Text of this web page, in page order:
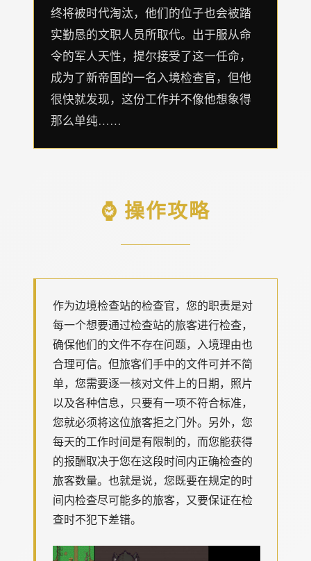
终将被时代淘汰，他们的位子也会被踏
实勤恳的文职人员所取代。出于服从命
令的军人天性，提尔接受了这一任命，
成为了新帝国的一名入境检查官，但他
很快就发现，这份工作并不像他想象得
那么单纯……
⌚ 操作攻略
作为边境检查站的检查官，您的职责是对
每一个想要通过检查站的旅客进行检查，
确保他们的文件不存在问题，入境理由也
合理可信。但旅客们手中的文件可并不简
单，您需要逐一核对文件上的日期，照片
以及各种信息，只要有一项不符合标准，
您就必须将这位旅客拒之门外。另外，您
每天的工作时间是有限制的，而您能获得
的报酬取决于您在这段时间内正确检查的
旅客数量。也就是说，您既要在规定的时
间内检查尽可能多的旅客，又要保证在检
查时不犯下差错。